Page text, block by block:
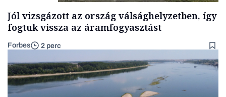
Jól vizsgázott az ország válsághelyzetben, így
fogtuk vissza az áramfogyasztást
Forbes 2 perc